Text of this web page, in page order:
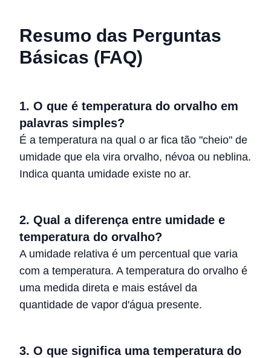
Resumo das Perguntas
Básicas (FAQ)
1. O que é temperatura do orvalho em
palavras simples?
É a temperatura na qual o ar fica tão "cheio" de
umidade que ela vira orvalho, névoa ou neblina.
Indica quanta umidade existe no ar.
2. Qual a diferença entre umidade e
temperatura do orvalho?
A umidade relativa é um percentual que varia
com a temperatura. A temperatura do orvalho é
uma medida direta e mais estável da
quantidade de vapor d'água presente.
3. O que significa uma temperatura do